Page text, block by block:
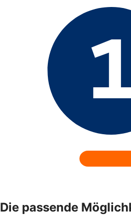
Die passende